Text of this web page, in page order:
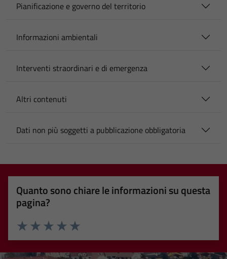
Pianificazione e governo del territorio
Informazioni ambientali
Interventi straordinari e di emergenza
Altri contenuti
Dati non più soggetti a pubblicazione obbligatoria
Quanto sono chiare le informazioni su questa
pagina?
Valuta 5 stelle su 5
Valuta 4 stelle su 5
Valuta 3 stelle su 5
Valuta 2 stelle su 5
Valuta 1 stelle su 5